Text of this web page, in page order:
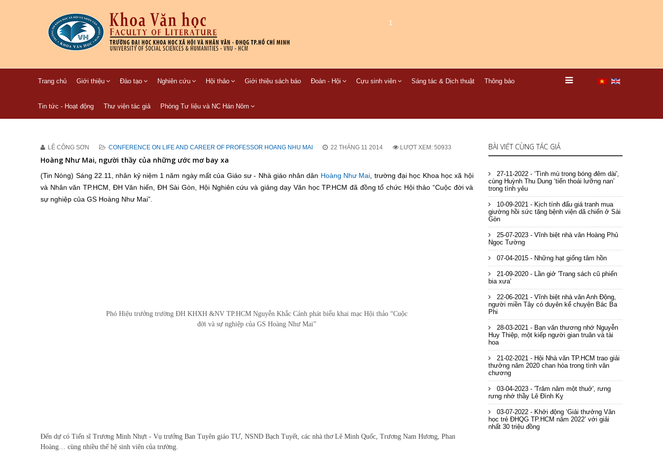
1
Trang chủ Giới thiệu Đào tạo Nghiên cứu Hội thảo Giới thiệu sách báo Đoàn - Hội Cựu sinh viên Sáng tác & Dịch thuật Thông báo
Tin tức - Hoạt động Thư viện tác giả Phòng Tư liệu và NC Hán Nôm
LÊ CÔNG SƠN CONFERENCE ON LIFE AND CAREER OF PROFESSOR HOANG NHU MAI 22 THÁNG 11 2014 LƯỢT XEM: 50933
Hoàng Như Mai, người thầy của những ước mơ bay xa
(Tin Nóng) Sáng 22.11, nhân kỷ niệm 1 năm ngày mất của Giáo sư - Nhà giáo nhân dân Hoàng Như Mai , trường đại học Khoa học xã hội
và Nhân văn TP.HCM, ĐH Văn hiến, ĐH Sài Gòn, Hội Nghiên cứu và giảng dạy Văn học TP.HCM đã đồng tổ chức Hội thảo “Cuộc đời và
sự nghiệp của GS Hoàng Như Mai”.
Phó Hiệu trưởng trường ĐH KHXH &NV TP.HCM Nguyễn Khắc Cảnh phát biểu khai mạc Hội thảo “Cuộc
đời và sự nghiệp của GS Hoàng Như Mai”
Đến dự có Tiến sĩ Trương Minh Nhựt - Vụ trưởng Ban Tuyên giáo TƯ, NSND Bạch Tuyết, các nhà thơ Lê Minh Quốc, Trương Nam Hương, Phan
Hoàng… cùng nhiều thế hệ sinh viên của trường.
BÀI VIẾT CÙNG TÁC GIẢ
27-11-2022 - ‘Tình mù trong bóng đêm dài',
cùng Huỳnh Thu Dung ‘tiến thoái lưỡng nan’
trong tình yêu
10-09-2021 - Kịch tính đấu giá tranh mua
giường hồi sức tặng bệnh viện dã chiến ở Sài
Gòn
25-07-2023 - Vĩnh biệt nhà văn Hoàng Phủ
Ngọc Tường
07-04-2015 - Những hạt giống tâm hồn
21-09-2020 - Lần giở 'Trang sách cũ phiến
bia xưa'
22-06-2021 - Vĩnh biệt nhà văn Anh Động,
người miền Tây có duyên kể chuyện Bác Ba
Phi
28-03-2021 - Bạn văn thương nhớ Nguyễn
Huy Thiệp, một kiếp người gian truân và tài
hoa
21-02-2021 - Hội Nhà văn TP.HCM trao giải
thưởng năm 2020 chan hòa trong tình văn
chương
03-04-2023 - 'Trăm năm một thuở', rưng
rưng nhớ thầy Lê Đình Kỵ
03-07-2022 - Khởi động ‘Giải thưởng Văn
học trẻ ĐHQG TP.HCM năm 2022’ với giải
nhất 30 triệu đồng